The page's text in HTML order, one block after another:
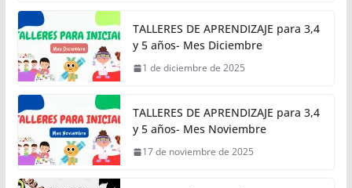
TALLERES DE APRENDIZAJE para 3,4
y 5 años- Mes Diciembre
1 de diciembre de 2025
TALLERES DE APRENDIZAJE para 3,4
y 5 años- Mes Noviembre
17 de noviembre de 2025